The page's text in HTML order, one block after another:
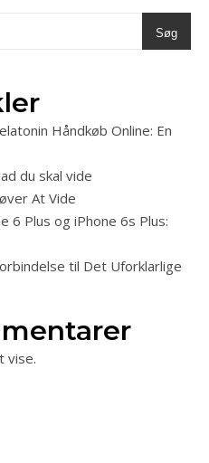
Søg
Håndkøb Online: En
du skal vide
At Vide
6 Plus og iPhone 6s Plus:
til Det Uforklarlige
vise.